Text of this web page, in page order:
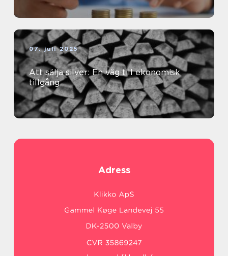
07. juli 2025
Att sälja silver: En väg till ekonomisk
tillgång
Adress